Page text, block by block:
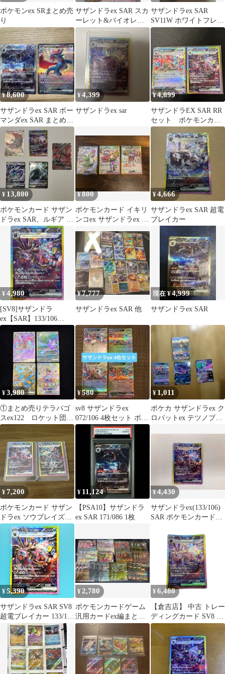
ポケモンex SRまとめ売
り
サザンドラex SAR スカ
ーレット&バイオレッ
ト 拡張パック 超電ブレ
イカー…
サザンドラex SAR
SV11W ホワイトフレア
171/086
¥8,600
サザンドラex SAR ボー
マンダex SAR まとめ売
り
¥4,399
サザンドラex sar
¥4,899
サザンドラEX SAR RR
セット ポケモンカー
ド
¥ 13,800
ポケモンカード サザン
ドラex SAR、ルギア イ
ベルタルなど計 5枚セ
ット
¥800
ポケモンカード イキリ
ンコex サザンドラex シ
¥4,666
サザンドラex SAR 超電
ブレイカー
¥4,980
[SV8]サザンドラ
ex【SAR】133/106
ITEIUR8XBPYU
¥7,777
サザンドラex SAR 他
現在 ¥4,999
サザンドラex SAR
¥3,980
①まとめ売りテラパゴ
スex122 ロケット団の
クロバット サザンド
ラ サーフゴー
¥580
sv8 サザンドラex
072/106 4枚セット ポケ
モンカード
¥ 1,011
ポケカ サザンドラex ク
ロバットex テツノブジ
¥7,200
ポケモンカード サザン
ドラex ソウブレイズex
SAR テラスタル
¥ 11,124
【PSA10】サザンドラ
ex SAR 171/086 1枚
¥4,430
サザンドラex(133/106)
SAR ポケモンカードゲ
¥5,390
サザンドラex SAR SV8
超電ブレイカー 133/106
ポケモンカード
¥2,780
ポケモンカードゲーム
汎用カードex編まとめ
売り
¥ 6,480
【倉吉店】 中古 トレー
ディングカード SV8 拡
張パック「超電ブレイ
カー」 SV8 133/106 サ
ザンドラex
SAR【362】